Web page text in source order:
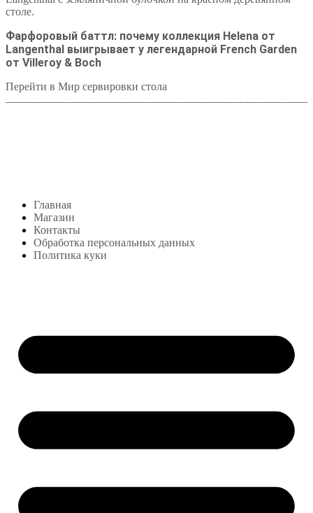
Фарфоровый баттл: почему коллекция Helena от
Langenthal выигрывает у легендарной French Garden
от Villeroy & Boch
Перейти в Мир сервировки стола
Главная
Магазин
Контакты
Обработка персональных данных
Политика куки